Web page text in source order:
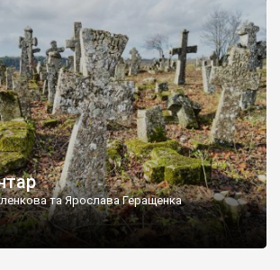
19 століття, є такі, де епітафії стер […]
та Ярослава Геращенка